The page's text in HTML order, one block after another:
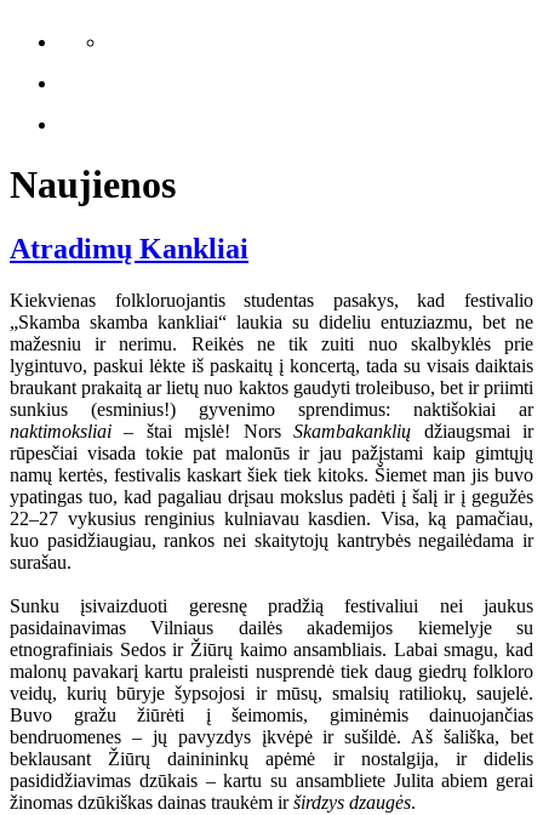
Naujienos
Atradimų Kankliai
Kiekvienas folkloruojantis studentas pasakys, kad festivalio
„Skamba skamba kankliai“ laukia su dideliu entuziazmu, bet ne
mažesniu ir nerimu. Reikės ne tik zuiti nuo skalbyklės prie
lygintuvo, paskui lėkte iš paskaitų į koncertą, tada su visais daiktais
braukant prakaitą ar lietų nuo kaktos gaudyti troleibuso, bet ir priimti
sunkius (esminius!) gyvenimo sprendimus: naktišokiai ar
naktimoksliai– štai mįslė! NorsSkambakanklių džiaugsmai ir
rūpesčiai visada tokie pat malonūs ir jau pažįstami kaip gimtųjų
namų kertės, festivalis kaskart šiek tiek kitoks. Šiemet man jis buvo
ypatingas tuo, kad pagaliau drįsau mokslus padėti į šalį ir į gegužės
22–27 vykusius renginius kulniavau kasdien. Visa, ką pamačiau,
kuo pasidžiaugiau, rankos nei skaitytojų kantrybės negailėdama ir
surašau.
Sunku įsivaizduoti geresnę pradžią festivaliui nei jaukus
pasidainavimas Vilniaus dailės akademijos kiemelyje su
etnografiniais Sedos ir Žiūrų kaimo ansambliais. Labai smagu, kad
malonų pavakarį kartu praleisti nusprendė tiek daug giedrų folkloro
veidų, kurių būryje šypsojosi ir mūsų, smalsių ratiliokų, saujelė.
Buvo gražu žiūrėti į šeimomis, giminėmis dainuojančias
bendruomenes – jų pavyzdys įkvėpė ir sušildė. Aš šališka, bet
beklausant Žiūrų dainininkų apėmė ir nostalgija, ir didelis
pasididžiavimas dzūkais – kartu su ansambliete Julita abiem gerai
žinomas dzūkiškas dainas traukėm irširdzys dzaugės.